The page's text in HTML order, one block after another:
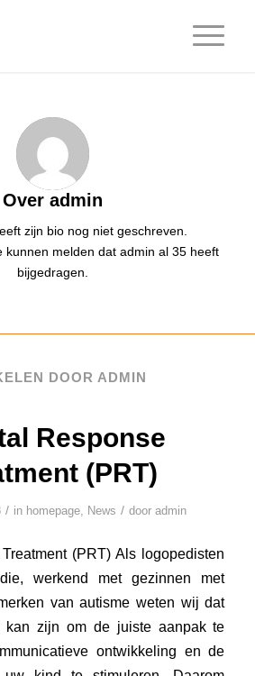
Overadmin
zijn bio nog niet geschreven.
kunnen melden dat admin al 35 heeft
bijgedragen.
DOOR ADMIN
Response
(PRT)
/ in homepage, News / door admin
(PRT) Als logopedisten
werkend met gezinnen met
van autisme weten wij dat
kan zijn om de juiste aanpak te
ontwikkeling en de